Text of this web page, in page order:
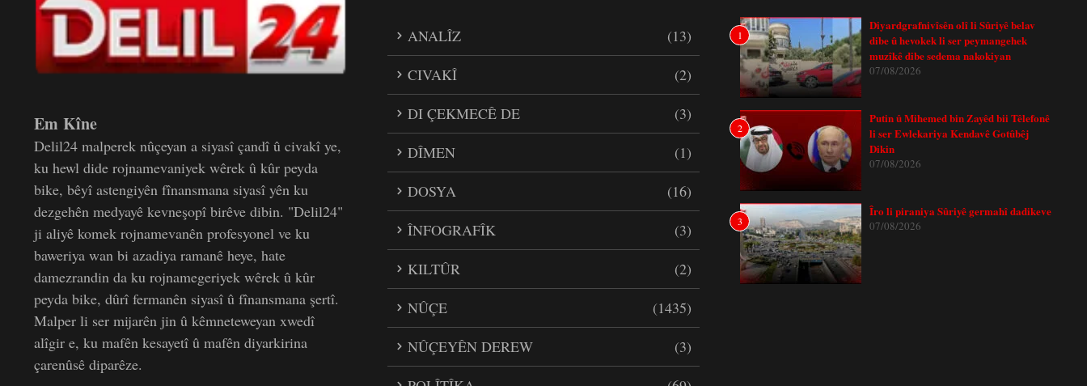
Em Kîne
Delil24 malperek nûçeyan a siyasî çandî û civakî ye,
ku hewl dide rojnamevaniyek wêrek û kûr peyda
bike, bêyî astengiyên fînansmana siyasî yên ku
dezgehên medyayê kevneşopî birêve dibin. "Delil24"
ji aliyê komek rojnamevanên profesyonel ve ku
baweriya wan bi azadiya ramanê heye, hate
damezrandin da ku rojnamegeriyek wêrek û kûr
peyda bike, dûrî fermanên siyasî û fînansmana şertî.
Malper li ser mijarên jin û kêmneteweyan xwedî
alîgir e, ku mafên kesayetî û mafên diyarkirina
çarenûsê diparêze.
ANALÎZ
(13)
CIVAKÎ
(2)
DI ÇEKMECÊ DE
(3)
DÎMEN
(1)
DOSYA
(16)
ÎNFOGRAFÎK
(3)
KILTÛR
(2)
NÛÇE
(1435)
NÛÇEYÊN DEREW
(3)
1
Diyardgrafnivîsên olî li Sûriyê belav
dibe û hevokek li ser peymangehek
muzîkê dibe sedema nakokiyan
07/08/2026
2
Putin û Mihemed bin Zayêd bii Têlefonê
li ser Ewlekariya Kendavê Gotûbêj
Dikin
07/08/2026
3
Îro li piraniya Sûriyê germahî dadikeve
07/08/2026